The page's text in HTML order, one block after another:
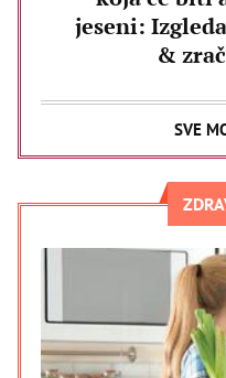
jeseni:
&
SVE